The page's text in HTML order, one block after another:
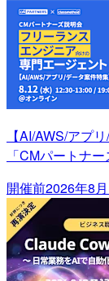
【AI/AWS/アプ
「CMパートナ
開催前2026年8